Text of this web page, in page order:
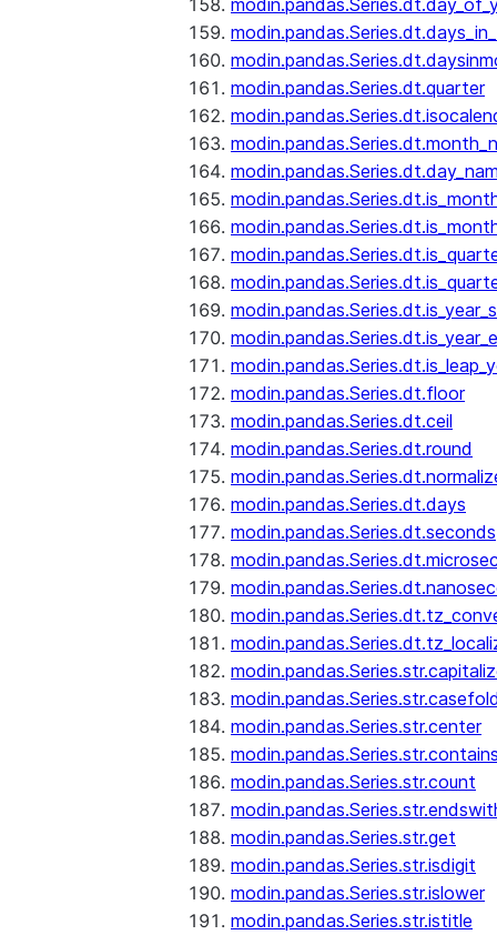
modin.pandas.Series.dt.quarter
modin.pandas.Series.dt.floor
modin.pandas.Series.dt.ceil
modin.pandas.Series.dt.round
modin.pandas.Series.dt.days
modin.pandas.Series.dt.seconds
modin.pandas.Series.str.center
modin.pandas.Series.str.count
modin.pandas.Series.str.get
modin.pandas.Series.str.isdigit
modin.pandas.Series.str.islower
modin.pandas.Series.str.istitle